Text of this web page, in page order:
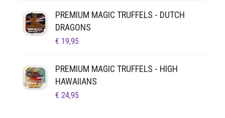
PREMIUM MAGIC TRUFFELS - DUTCH
DRAGONS
€ 19,95
PREMIUM MAGIC TRUFFELS - HIGH
HAWAIIANS
€ 24,95